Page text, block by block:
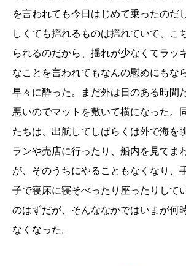
を言われても今日はじめて乗ったのだ
しくても揺れるものは揺れていて、こ
られるのだから、揺れが少なくてラッ
なことを言われてもなんの慰めにもな
早々に酔った。まだ外は日のある時間
悪いのでマットを敷いて横になった。
たちは、出航してしばらくは外で海を
ランや売店に行ったり、船内を見てま
が、そのうちにやることもなくなり、
子で寝床に寝そべったり座ったりして
のはずだが、そんななかではいまが何
なくなった。